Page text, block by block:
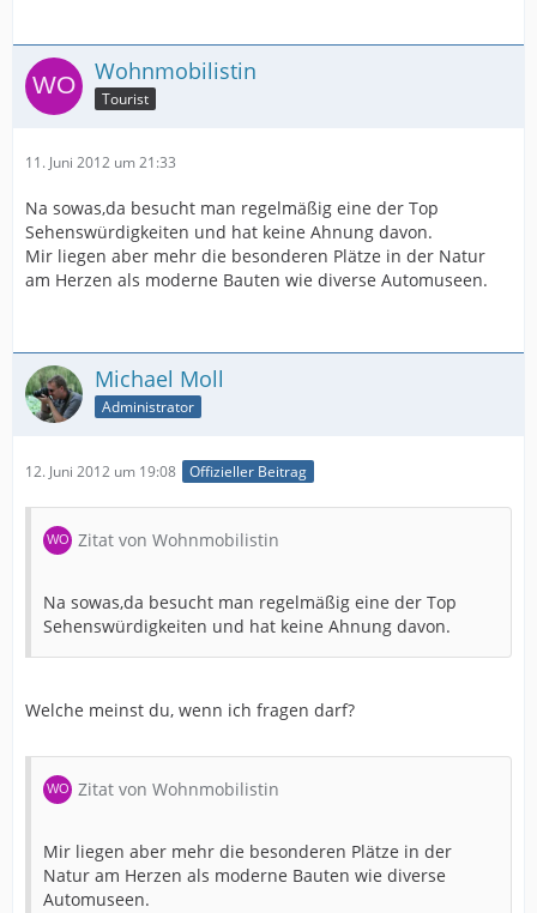
Wohnmobilistin
Tourist
11. Juni 2012 um 21:33
Na sowas,da besucht man regelmäßig eine der Top
Sehenswürdigkeiten und hat keine Ahnung davon.
Mir liegen aber mehr die besonderen Plätze in der Natur
am Herzen als moderne Bauten wie diverse Automuseen.
Michael Moll
Administrator
12. Juni 2012 um 19:08 Offizieller Beitrag
Zitat von Wohnmobilistin
Na sowas,da besucht man regelmäßig eine der Top
Sehenswürdigkeiten und hat keine Ahnung davon.
Welche meinst du, wenn ich fragen darf?
Zitat von Wohnmobilistin
Mir liegen aber mehr die besonderen Plätze in der
Natur am Herzen als moderne Bauten wie diverse
Automuseen.